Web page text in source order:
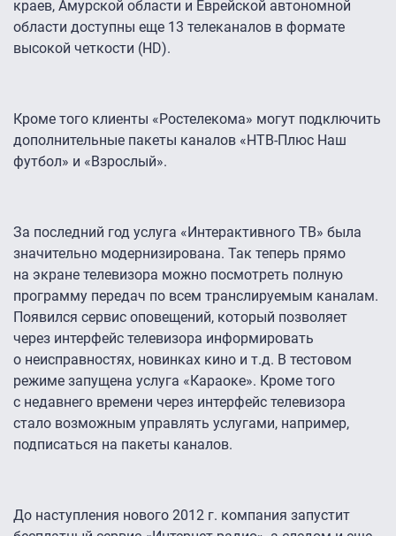
краев, Амурской области и Еврейской автономной
области доступны еще 13 телеканалов в формате
высокой четкости (HD).
Кроме того клиенты «Ростелекома» могут подключить
дополнительные пакеты каналов «НТВ-Плюс Наш
футбол» и «Взрослый».
За последний год услуга «Интерактивного ТВ» была
значительно модернизирована. Так теперь прямо
на экране телевизора можно посмотреть полную
программу передач по всем транслируемым каналам.
Появился сервис оповещений, который позволяет
через интерфейс телевизора информировать
о неисправностях, новинках кино и т.д. В тестовом
режиме запущена услуга «Караоке». Кроме того
с недавнего времени через интерфейс телевизора
стало возможным управлять услугами, например,
подписаться на пакеты каналов.
До наступления нового 2012 г. компания запустит